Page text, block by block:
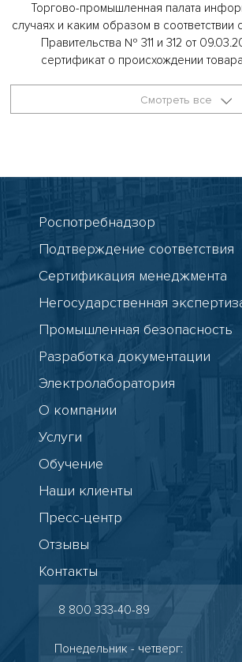
Торгово-промышленная палата
случаях и каким образом в соответствии
Правительства № 311 и 312 от
сертификат о происхождении
Смотреть все
О компании
Услуги
Обучение
Наши клиенты
Пресс-центр
Отзывы
Контакты
8 800 333-40-89
Понедельник - четверг:
Роспотребнадзор
Подтверждение соответствия
Сертификация менеджмента
Негосударственная
Промышленная безопасность
Разработка документации
Электролаборатория